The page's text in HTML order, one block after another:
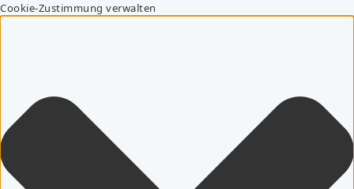
Cookie-Zustimmung verwalten